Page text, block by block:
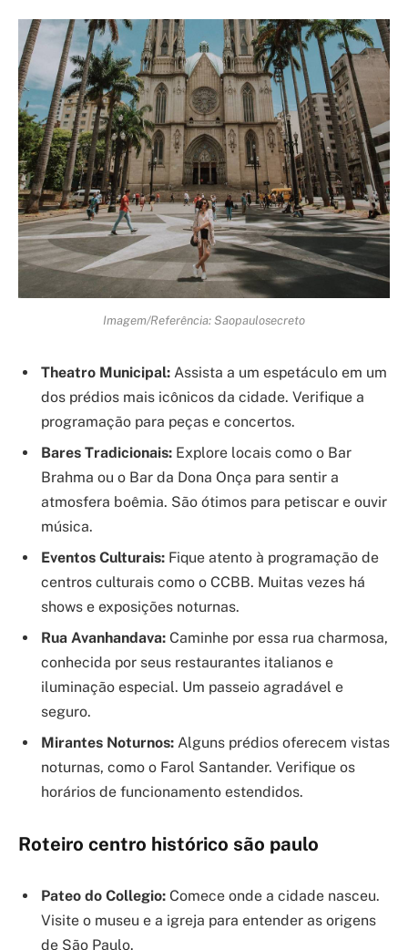
Imagem/Referência: Saopaulosecreto
Theatro Municipal: Assista a um espetáculo em um
dos prédios mais icônicos da cidade. Verifique a
programação para peças e concertos.
Bares Tradicionais: Explore locais como o Bar
Brahma ou o Bar da Dona Onça para sentir a
atmosfera boêmia. São ótimos para petiscar e ouvir
música.
Eventos Culturais: Fique atento à programação de
centros culturais como o CCBB. Muitas vezes há
shows e exposições noturnas.
Rua Avanhandava: Caminhe por essa rua charmosa,
conhecida por seus restaurantes italianos e
iluminação especial. Um passeio agradável e
seguro.
Mirantes Noturnos: Alguns prédios oferecem vistas
noturnas, como o Farol Santander. Verifique os
horários de funcionamento estendidos.
Roteiro centro histórico são paulo
Pateo do Collegio: Comece onde a cidade nasceu.
Visite o museu e a igreja para entender as origens
de São Paulo.